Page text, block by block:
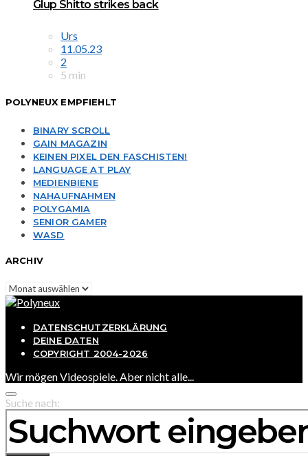
Glup Shitto strikes back
Urs
11.05.23
2
5 min
POLYNEUX EMPFIEHLT
BINARY SCROLL
GAIN MAGAZIN
KEINEN PIXEL DEN FASCHISTEN!
LANGUAGE AT PLAY
MEDIENBIENE
NAHAUFNAHMEN
POLYGAMIA
SENIOR GAMER
WASD
ARCHIV
Archiv
DATENSCHUTZERKLÄRUNG
DEINE DATEN
COPYRIGHT 2004-2026
Wir mögen Videospiele. Aber nicht alle...
Suche nach: